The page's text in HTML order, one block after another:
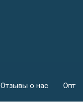
Отзывы о нас Опт